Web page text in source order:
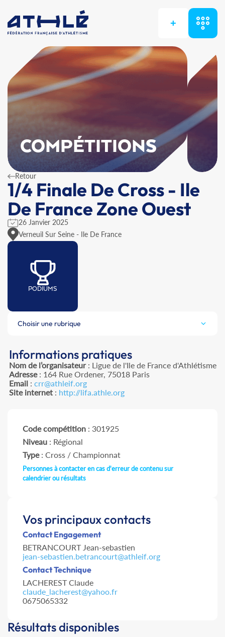
+
COMPÉTITIONS
Retour
1/4 Finale De Cross - Ile
De France Zone Ouest
26 Janvier 2025
Verneuil Sur Seine - Ile De France
PODIUMS
Choisir une rubrique
Informations pratiques
Nom de l’organisateur: Ligue de l'Ile de France d'Athlétisme
Adresse: 164 Rue Ordener, 75018 Paris
Email: crr@athleif.org
Site internet: http://lifa.athle.org
Code compétition : 301925
Niveau : Régional
Type: Cross / Championnat
Personnes à contacter en cas d'erreur de contenu sur
calendrier ou résultats
Vos principaux contacts
Contact Engagement
BETRANCOURT Jean-sebastien
jean-sebastien.betrancourt@athleif.org
Contact Technique
LACHEREST Claude
claude_lacherest@yahoo.fr
0675065332
Résultats disponibles